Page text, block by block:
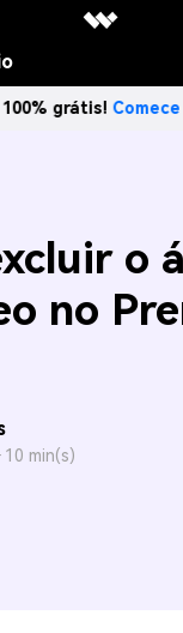
Comece grátis→
o
no
10 min(s)